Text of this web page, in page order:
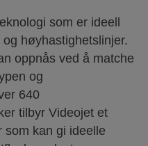
som er ideell
høyhastighetslinjer.
oppnås ved å matche
og
640
tilbyr Videojet et
som kan gi ideelle